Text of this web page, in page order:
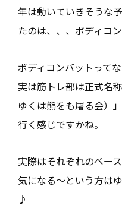
年は動いていきそうな
たのは、、、ボディコ
ボディコンバットって
実は筋トレ部は正式名
ゆくは熊をも屠る会）
行く感じですかね。
実際はそれぞれのペー
気になる～という方は
♪